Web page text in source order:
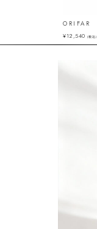
ORIFAR
¥12,540 （税込）